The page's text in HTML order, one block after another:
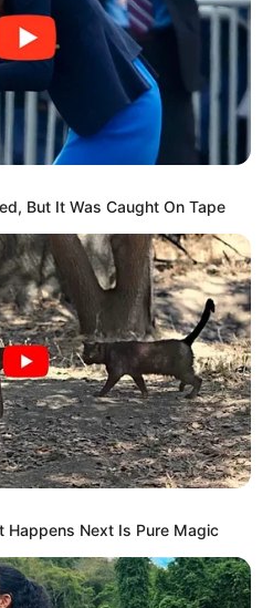
But It Was Caught On Tape
Happens Next Is Pure Magic